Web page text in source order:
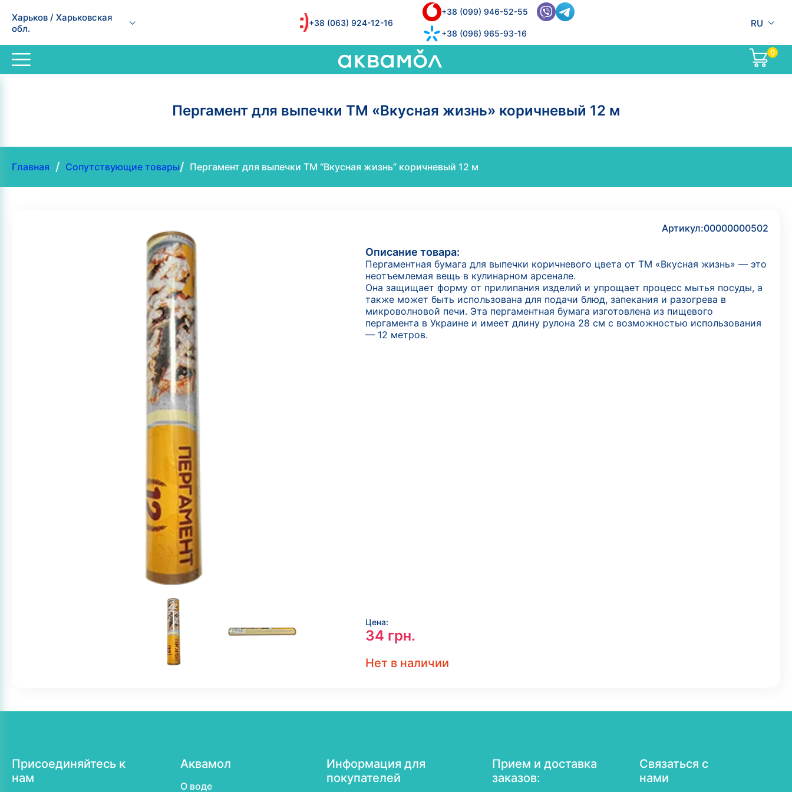
Харьков / Харьковская
обл.
+38 (063) 924-12-16
+38 (099) 946-52-55
+38 (096) 965-93-16
RU
0
Пергамент для выпечки ТМ «Вкусная жизнь» коричневый 12 м
Главная / Сопутствующие товары/ Пергамент для выпечки ТМ “Вкусная жизнь” коричневый 12 м
Артикул:00000000502
Описание товара:
Пергаментная бумага для выпечки коричневого цвета от ТМ «Вкусная жизнь» — это
неотъемлемая вещь в кулинарном арсенале.
Она защищает форму от прилипания изделий и упрощает процесс мытья посуды, а
также может быть использована для подачи блюд, запекания и разогрева в
микроволновой печи. Эта пергаментная бумага изготовлена из пищевого
пергамента в Украине и имеет длину рулона 28 см с возможностью использования
— 12 метров.
Цена:
34 грн.
Нет в наличии
Присоединяйтесь к
нам
Аквамол
О воде
Информация для
покупателей
Прием и доставка
заказов:
Связаться с
нами